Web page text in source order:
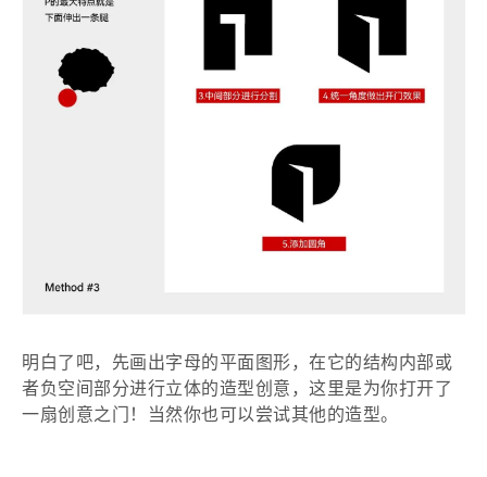
明白了吧，先画出字母的平面图形，在它的结构内部或
者负空间部分进行立体的造型创意，这里是为你打开了
一扇创意之门！当然你也可以尝试其他的造型。